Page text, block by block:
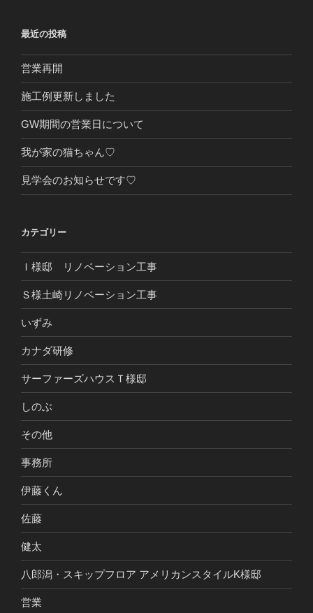
最近の投稿
営業再開
施工例更新しました
GW期間の営業日について
我が家の猫ちゃん♡
見学会のお知らせです♡
カテゴリー
Ｉ様邸 リノベーション工事
Ｓ様土崎リノベーション工事
いずみ
カナダ研修
サーファーズハウスＴ様邸
しのぶ
その他
事務所
伊藤くん
佐藤
健太
八郎潟・スキップフロア アメリカンスタイルK様邸
営業